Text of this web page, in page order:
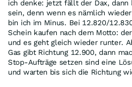
ich denke: jetzt fällt der Dax, dann
sein, denn wenn es nämlich
bin ich im Minus. Bei 12.820/
Schein kaufen nach dem Motto:
und es geht gleich wieder runter.
Gas gibt Richtung 12.900, dann
Stop-Aufträge setzen sind eine
und warten bis sich die Richtung